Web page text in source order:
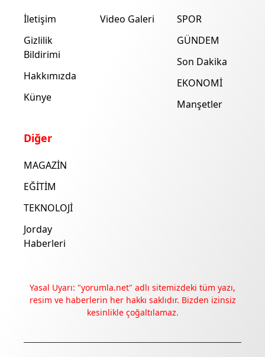
Deneyimini iyileştirmek ve içeriğimizi geliştirmek için çerezler
İletişim
Gizlilik
Bildirimi
Hakkımızda
Künye
Video Galeri
SPOR
GÜNDEM
Son Dakika
EKONOMİ
Manşetler
Diğer
MAGAZİN
EĞİTİM
TEKNOLOJİ
Jorday
Haberleri
Yasal Uyarı: "yorumla.net" adlı sitemizdeki tüm yazı,
resim ve haberlerin her hakkı saklıdır. Bizden izinsiz
kesinlikle çoğaltılamaz.